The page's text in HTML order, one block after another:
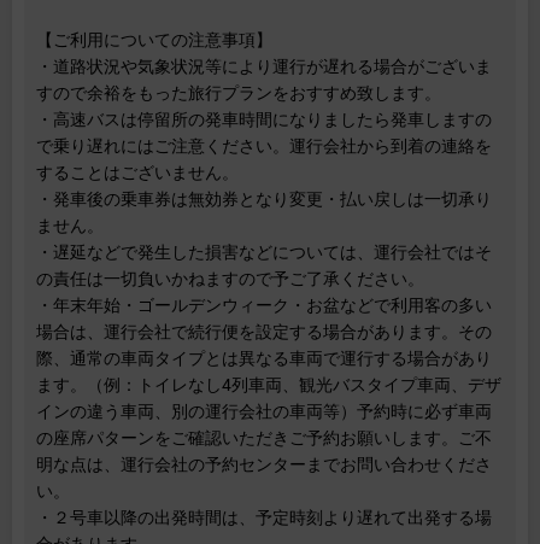
【ご利用についての注意事項】
・道路状況や気象状況等により運行が遅れる場合がございま
すので余裕をもった旅行プランをおすすめ致します。
・高速バスは停留所の発車時間になりましたら発車しますの
で乗り遅れにはご注意ください。運行会社から到着の連絡を
することはございません。
・発車後の乗車券は無効券となり変更・払い戻しは一切承り
ません。
・遅延などで発生した損害などについては、運行会社ではそ
の責任は一切負いかねますので予ご了承ください。
・年末年始・ゴールデンウィーク・お盆などで利用客の多い
場合は、運行会社で続行便を設定する場合があります。その
際、通常の車両タイプとは異なる車両で運行する場合があり
ます。（例：トイレなし4列車両、観光バスタイプ車両、デザ
インの違う車両、別の運行会社の車両等）予約時に必ず車両
の座席パターンをご確認いただきご予約お願いします。ご不
明な点は、運行会社の予約センターまでお問い合わせくださ
い。
・２号車以降の出発時間は、予定時刻より遅れて出発する場